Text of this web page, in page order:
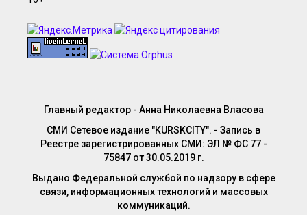
Главный редактор - Анна Николаевна Власова
СМИ Сетевое издание "KURSKCITY". - Запись в
Реестре зарегистрированных СМИ: ЭЛ № ФС 77 -
75847 от 30.05.2019 г.
Выдано Федеральной службой по надзору в сфере
связи, информационных технологий и массовых
коммуникаций.